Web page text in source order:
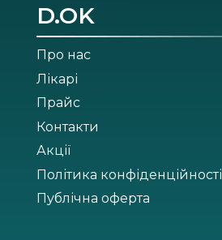
D.OK
Про нас
Лікарі
Прайс
Контакти
Акції
Політика конфіденційності
Публічна оферта